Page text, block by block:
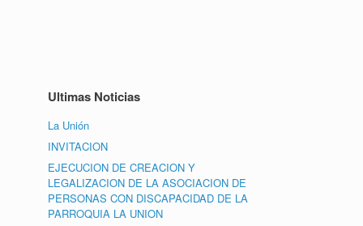
Ultimas Noticias
La Unión
INVITACION
EJECUCION DE CREACION Y
LEGALIZACION DE LA ASOCIACION DE
PERSONAS CON DISCAPACIDAD DE LA
PARROQUIA LA UNION